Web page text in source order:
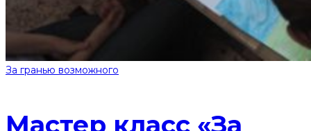
За гранью возможного
Мастер класс «За